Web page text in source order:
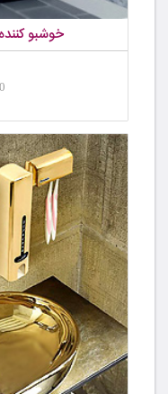
خوشبو